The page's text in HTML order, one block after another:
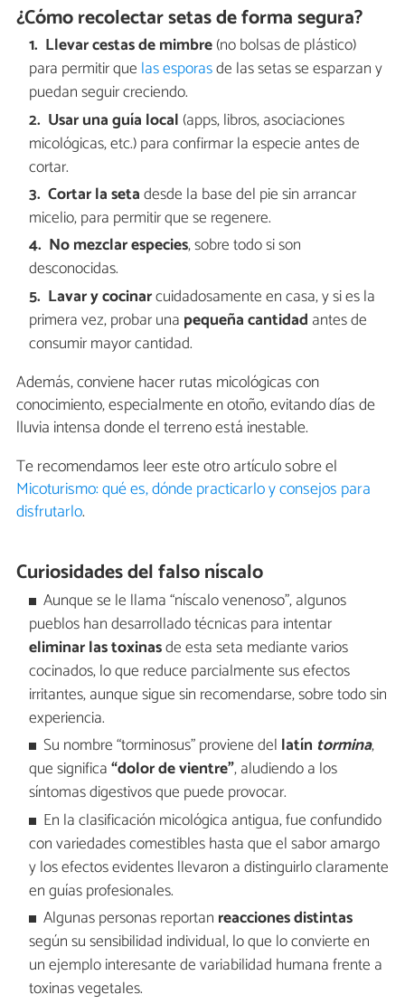
¿Cómo recolectar setas de forma segura?
Llevar cestas de mimbre(no bolsas de plástico)
para permitir que las esporasde las setas se esparzan y
puedan seguir creciendo.
Usar una guía local (apps, libros, asociaciones
micológicas, etc.) para confirmar la especie antes de
cortar.
Cortar la setadesde la base del pie sin arrancar
micelio, para permitir que se regenere.
No mezclar especies, sobre todo si son
desconocidas.
Lavar y cocinarcuidadosamente en casa, y si es la
primera vez, probar una pequeña cantidad antes de
consumir mayor cantidad.
Además, conviene hacer rutas micológicas con
conocimiento, especialmente en otoño, evitando días de
lluvia intensa donde el terreno está inestable.
Te recomendamos leer este otro artículo sobre el
Micoturismo: qué es, dónde practicarlo y consejos para
disfrutarlo.
Curiosidades del falso níscalo
Aunque se le llama “níscalo venenoso”, algunos
pueblos han desarrollado técnicas para intentar
eliminar las toxinasde esta seta mediante varios
cocinados, lo que reduce parcialmente sus efectos
irritantes, aunque sigue sin recomendarse, sobre todo sin
experiencia.
Su nombre “torminosus” proviene del latín tormina,
que significa“dolor de vientre”, aludiendo a los
síntomas digestivos que puede provocar.
En la clasificación micológica antigua, fue confundido
con variedades comestibles hasta que el sabor amargo
y los efectos evidentes llevaron a distinguirlo claramente
en guías profesionales.
Algunas personas reportan reacciones distintas
según su sensibilidad individual, lo que lo convierte en
un ejemplo interesante de variabilidad humana frente a
toxinas vegetales.